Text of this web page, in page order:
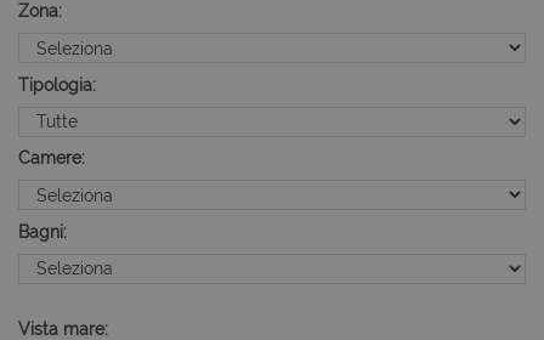
Zona:
Tipologia:
Camere:
Bagni:
Vista mare: